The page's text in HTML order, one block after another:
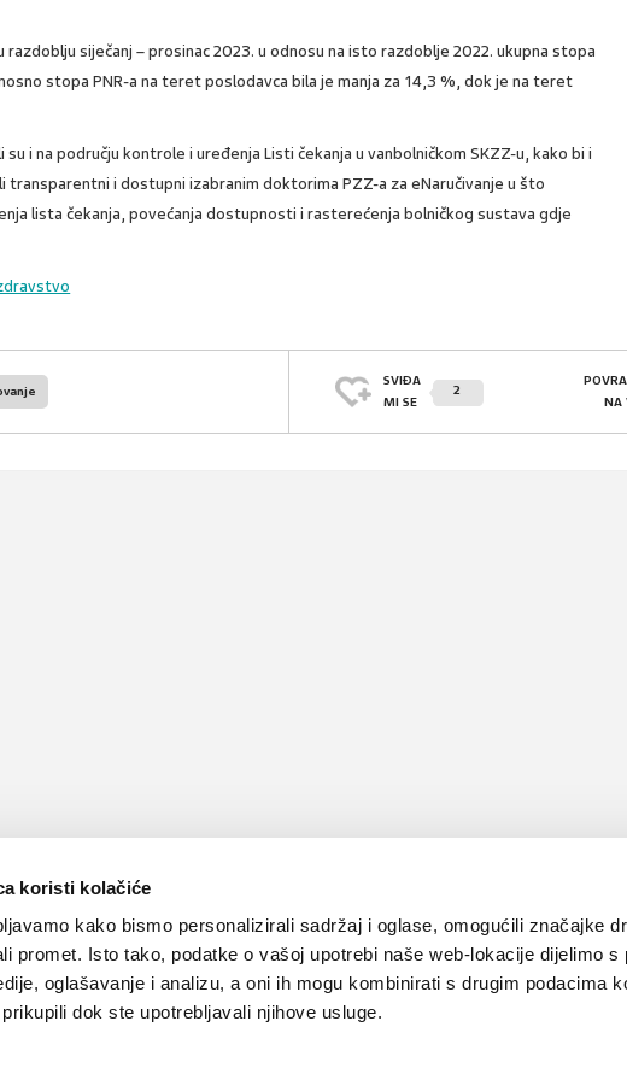
koristi kolačiće
kako bismo personalizirali sadržaj i oglase, omogućili značajke
promet. Isto tako, podatke o vašoj upotrebi naše web-lokacije dijelimo s
oglašavanje i analizu, a oni ih mogu kombinirati s drugim podacima
dok ste upotrebljavali njihove usluge.
siječanj – prosinac 2023. u odnosu na isto razdoblje 2022. ukupna stopa
stopa PNR-a na teret poslodavca bila je manja za 14,3 %, dok je na teret
i na području kontrole i uređenja Listi čekanja u vanbolničkom SKZZ-u, kako bi i
transparentni i dostupni izabranim doktorima PZZ-a za eNaručivanje u što
lista čekanja, povećanja dostupnosti i rasterećenja bolničkog sustava gdje
SVIĐA
MI SE
2
NA